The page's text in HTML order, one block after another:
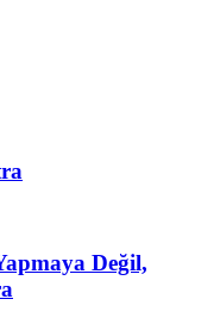
Değil,